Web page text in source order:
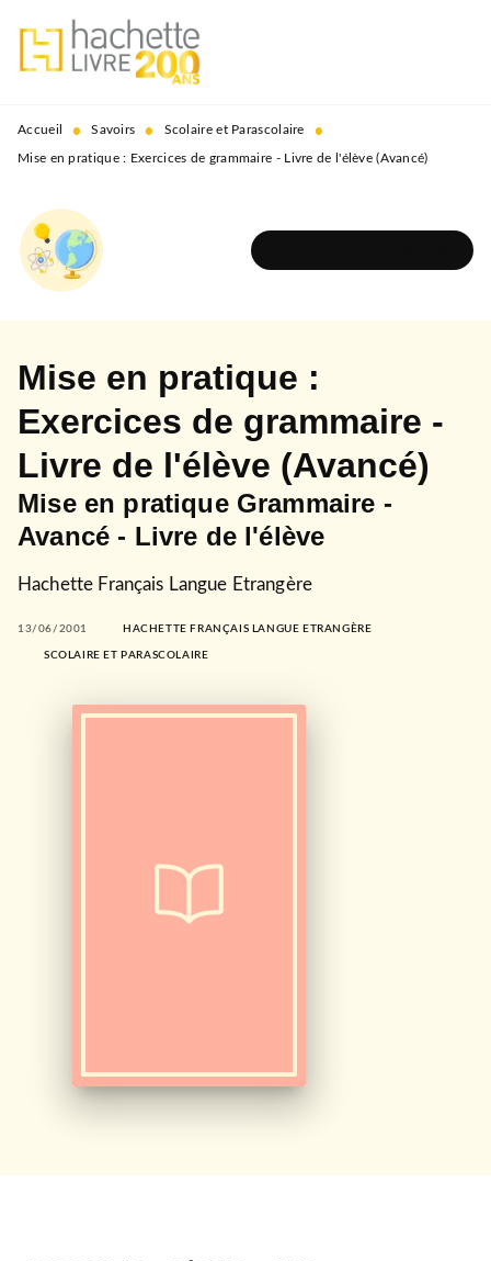
MENU RECHERCHE
PIED DE PAGE
Accueil • Savoirs • Scolaire et Parascolaire •
Mise en pratique : Exercices de grammaire - Livre de l'élève (Avancé)
Mise en pratique :
Exercices de grammaire -
Livre de l'élève (Avancé)
Mise en pratique Grammaire -
Avancé - Livre de l'élève
Hachette Français Langue Etrangère
13/06/2001 HACHETTE FRANÇAIS LANGUE ETRANGÈRE
SCOLAIRE ET PARASCOLAIRE